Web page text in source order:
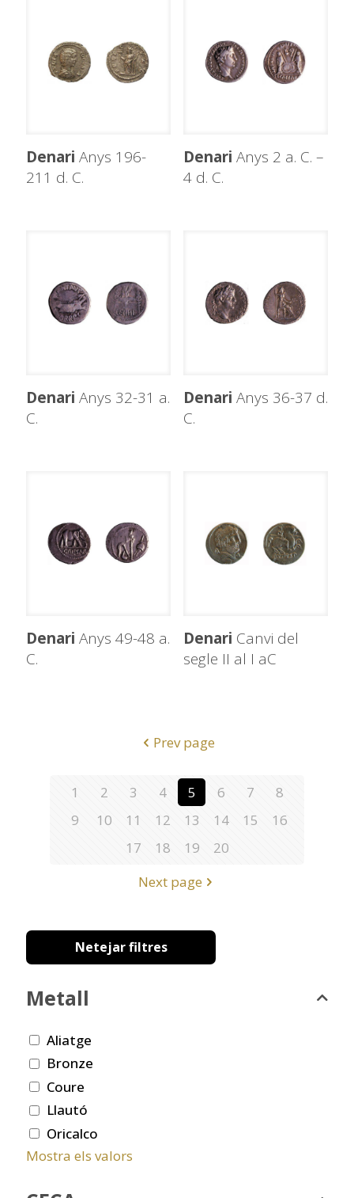
Denari Anys 196-
211 d. C.
Denari Anys 2 a. C. –
4 d. C.
Denari Anys 32-31 a.
C.
Denari Anys 36-37 d.
C.
Denari Anys 49-48 a.
C.
Denari Canvi del
segle II al I aC
Prev page
1 2 3 4 5 6 7
8
9
10 11 12 13 14 15
16
17
18 19
20
Next page
Netejar filtres
Metall
Aliatge
Bronze
Coure
Llautó
Oricalco
Mostra els valors